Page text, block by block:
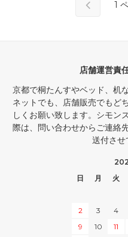
1
店舗運営
京都で桐たんすやベッド、机
ネットでも、店舗販売でもど
しくお願い致します。シモン
際は、問い合わせからご連絡
送付させ
日
月 火
2
3 4
9
10 11